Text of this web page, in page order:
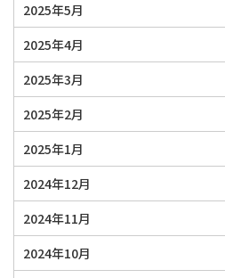
2025年5月
2025年4月
2025年3月
2025年2月
2025年1月
2024年12月
2024年11月
2024年10月